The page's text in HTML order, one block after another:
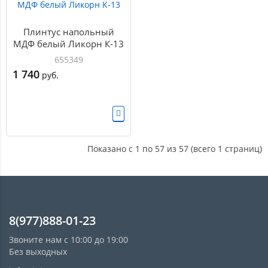
Плинтус напольный
МДФ белый Ликорн К-13
655349
1 740 руб.
Показано с 1 по 57 из 57 (всего 1 страниц)
8(977)888-01-23
Звоните нам с 10:00 до 19:00
Без выходных